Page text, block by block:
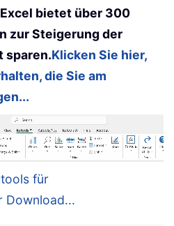
bietet über 300
zur Steigerung der
sparen.Klicken Sie hier,
die Sie am
für
Download...